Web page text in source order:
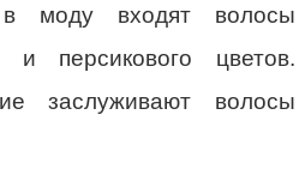
моду входят волосы
и персикового цветов.
заслуживают волосы